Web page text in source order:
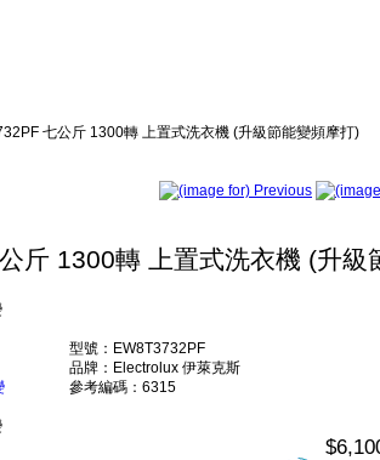
七公斤 1300轉 上置式洗衣機 (升級節能變頻摩打)
斤 1300轉 上置式洗衣機 (升級
型號：EW8T3732PF
品牌：Electrolux 伊萊克斯
參考編碼：6315